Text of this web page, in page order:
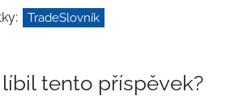
TradeSlovník
tento příspěvek?